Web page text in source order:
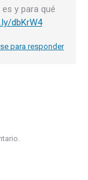
es y para qué
dbKrW4
para responder